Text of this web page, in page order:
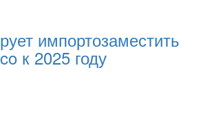
импортозаместить
к 2025 году